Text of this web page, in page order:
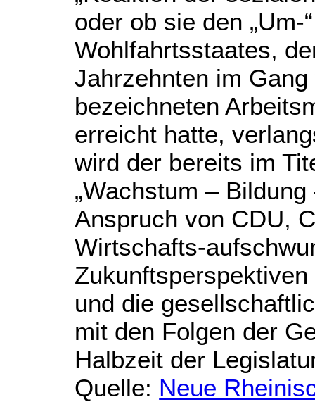
oder ob sie den „Um-
Wohlfahrtsstaates,
Jahrzehnten im
bezeichneten
erreicht hatte,
wird der bereits im
„Wachstum –
Anspruch von CDU,
Wirtschafts-
und die
mit den Folgen der
Halbzeit der
Quelle: Neue